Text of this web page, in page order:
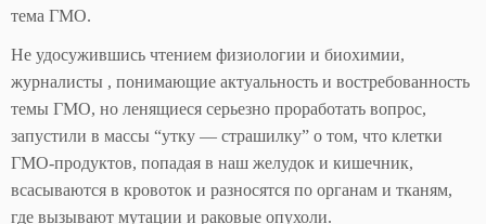
тема ГМО.
Не удосужившись чтением физиологии и биохимии,
журналисты , понимающие актуальность и востребованность
темы ГМО, но ленящиеся серьезно проработать вопрос,
запустили в массы “утку — страшилку” о том, что клетки
ГМО-продуктов, попадая в наш желудок и кишечник,
всасываются в кровоток и разносятся по органам и тканям,
где вызывают мутации и раковые опухоли.